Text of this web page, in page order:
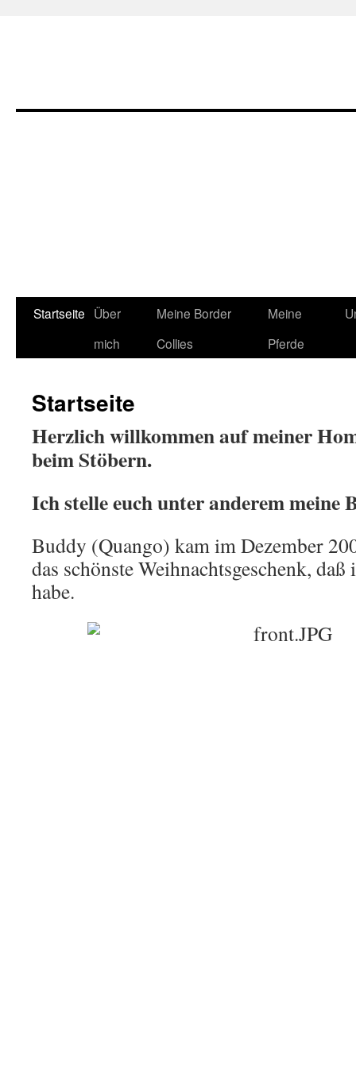
Zum
Startseite Über
mich
Meine Border
Collies
Meine
Pferde
Startseite
Herzlich willkommen auf meiner
beim Stöbern.
Ich stelle euch unter anderem meine
Buddy (Quango) kam im Dezember
das schönste Weihnachtsgeschenk,
habe.